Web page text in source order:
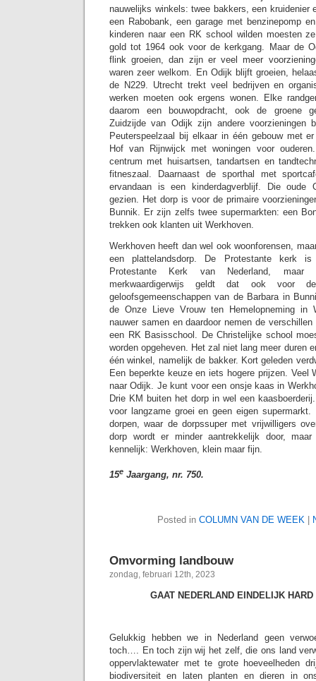
nauwelijks winkels: twee bakkers, een kruidenier
een Rabobank, een garage met benzinepomp
kinderen naar een RK school wilden moesten
gold tot 1964 ook voor de kerkgang. Maar de
flink groeien, dan zijn er veel meer
waren zeer welkom. En Odijk blijft groeien,
de N229. Utrecht trekt veel bedrijven en
werken moeten ook ergens wonen. Elke
daarom een bouwopdracht, ook de groene
Zuidzijde van Odijk zijn andere voorzieningen
Peuterspeelzaal bij elkaar in één gebouw met
Hof van Rijnwijck met woningen voor
centrum met huisartsen, tandartsen en
fitneszaal. Daarnaast de sporthal met
ervandaan is een kinderdagverblijf. Die oude
gezien. Het dorp is voor de primaire
Bunnik. Er zijn zelfs twee supermarkten: een
trekken ook klanten uit Werkhoven.
Werkhoven heeft dan wel ook woonforensen,
een plattelandsdorp. De Protestante kerk
Protestante Kerk van Nederland,
merkwaardigerwijs geldt dat ook voor
geloofsgemeenschappen van de Barbara in
de Onze Lieve Vrouw ten Hemelopneming in
nauwer samen en daardoor nemen de
een RK Basisschool. De Christelijke school
worden opgeheven. Het zal niet lang meer duren
één winkel, namelijk de bakker. Kort geleden
Een beperkte keuze en iets hogere prijzen. Veel
naar Odijk. Je kunt voor een onsje kaas in
Drie KM buiten het dorp in wel een
voor langzame groei en geen eigen
dorpen, waar de dorpssuper met vrijwilligers
dorp wordt er minder aantrekkelijk door,
kennelijk: Werkhoven, klein maar fijn.
15e Jaargang, nr. 750.
Posted in COLUMN VAN DE WEEK
Omvorming landbouw
zondag, februari 12th, 2023
GAAT NEDERLAND EINDELIJK
Gelukkig hebben we in Nederland geen
toch…. En toch zijn wij het zelf, die ons land
oppervlaktewater met te grote hoeveelheden
biodiversiteit en laten planten en dieren in